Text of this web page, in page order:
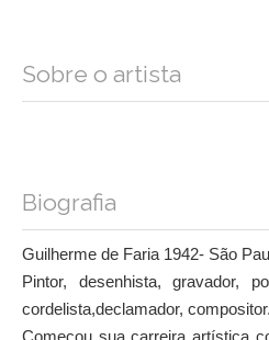
Sobre o artista
Biografia
Guilherme de Faria 1942- São
Pintor, desenhista, gravador,
cordelista,declamador, compositor.